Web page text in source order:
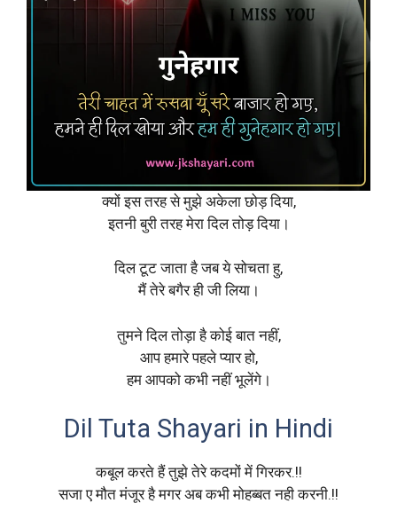
क्यों इस तरह से मुझे अकेला छोड़ दिया,
इतनी बुरी तरह मेरा दिल तोड़ दिया।
दिल टूट जाता है जब ये सोचता हु,
मैं तेरे बगैर ही जी लिया।
तुमने दिल तोड़ा है कोई बात नहीं,
आप हमारे पहले प्यार हो,
हम आपको कभी नहीं भूलेंगे।
Dil Tuta Shayari in Hindi
कबूल करते हैं तुझे तेरे कदमों में गिरकर.!!
सजा ए मौत मंजूर है मगर अब कभी मोहब्बत नही करनी.!!